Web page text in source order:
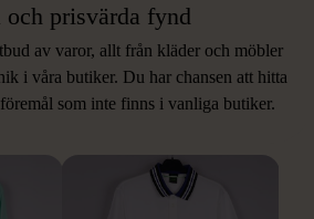
och prisvärda fynd
av varor, allt från kläder och möbler
i våra butiker. Du har chansen att hitta
som inte finns i vanliga butiker.
PRODUKTER
som påminner om denna